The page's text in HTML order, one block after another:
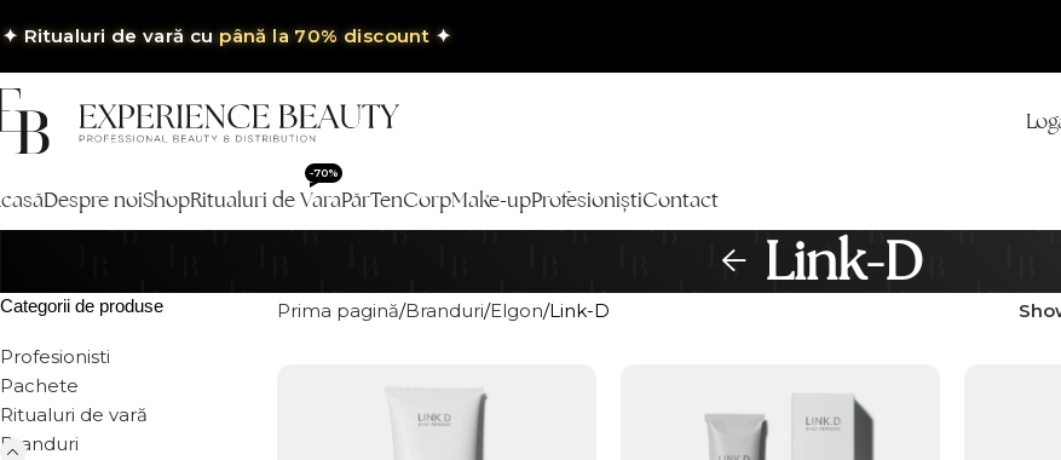
✦ Ritualuri de vară cupână la 70% discount ✦
Despre noiShopRitualuri de Vara
-70%
PărTenCorpMake-upProfesioniștiContact
Link-D
Categorii de produse
Profesionisti
Pachete
Ritualuri de vară
Branduri
Prima pagină Branduri Elgon Link-D